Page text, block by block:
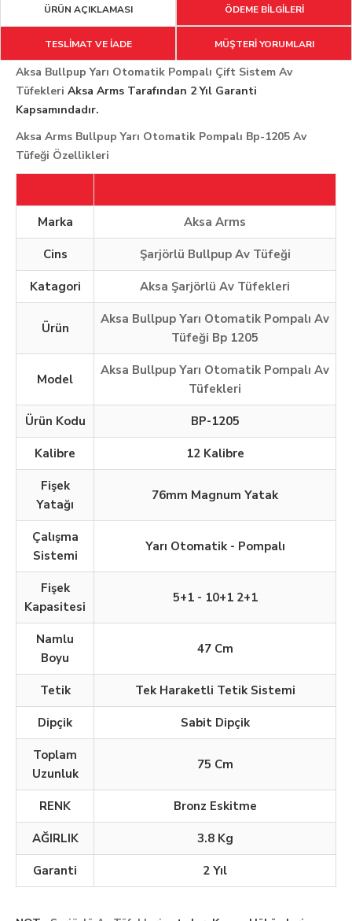
ÜRÜN AÇIKLAMASI ÖDEME BİLGİLERİ
TESLİMAT VE İADE MÜŞTERİ YORUMLARI
Aksa Bullpup Yarı Otomatik Pompalı Çift Sistem Av
Tüfekleri Aksa Arms Tarafından 2 Yıl Garanti
Kapsamındadır.
Aksa Arms Bullpup Yarı Otomatik Pompalı Bp-1205 Av
Tüfeği Özellikleri
Marka Aksa Arms
Cins Şarjörlü Bullpup Av Tüfeği
Katagori Aksa Şarjörlü Av Tüfekleri
Ürün
Aksa Bullpup Yarı Otomatik Pompalı Av
Tüfeği Bp 1205
Model
Aksa Bullpup Yarı Otomatik Pompalı Av
Tüfekleri
Ürün Kodu BP-1205
Kalibre 12 Kalibre
Fişek
Yatağı
76mm Magnum Yatak
Çalışma
Sistemi
Yarı Otomatik - Pompalı
Fişek
Kapasitesi
5+1 - 10+1 2+1
Namlu
Boyu
47 Cm
Tetik Tek Haraketli Tetik Sistemi
Dipçik Sabit Dipçik
Toplam
Uzunluk
75 Cm
RENK Bronz Eskitme
AĞIRLIK 3.8 Kg
Garanti 2 Yıl